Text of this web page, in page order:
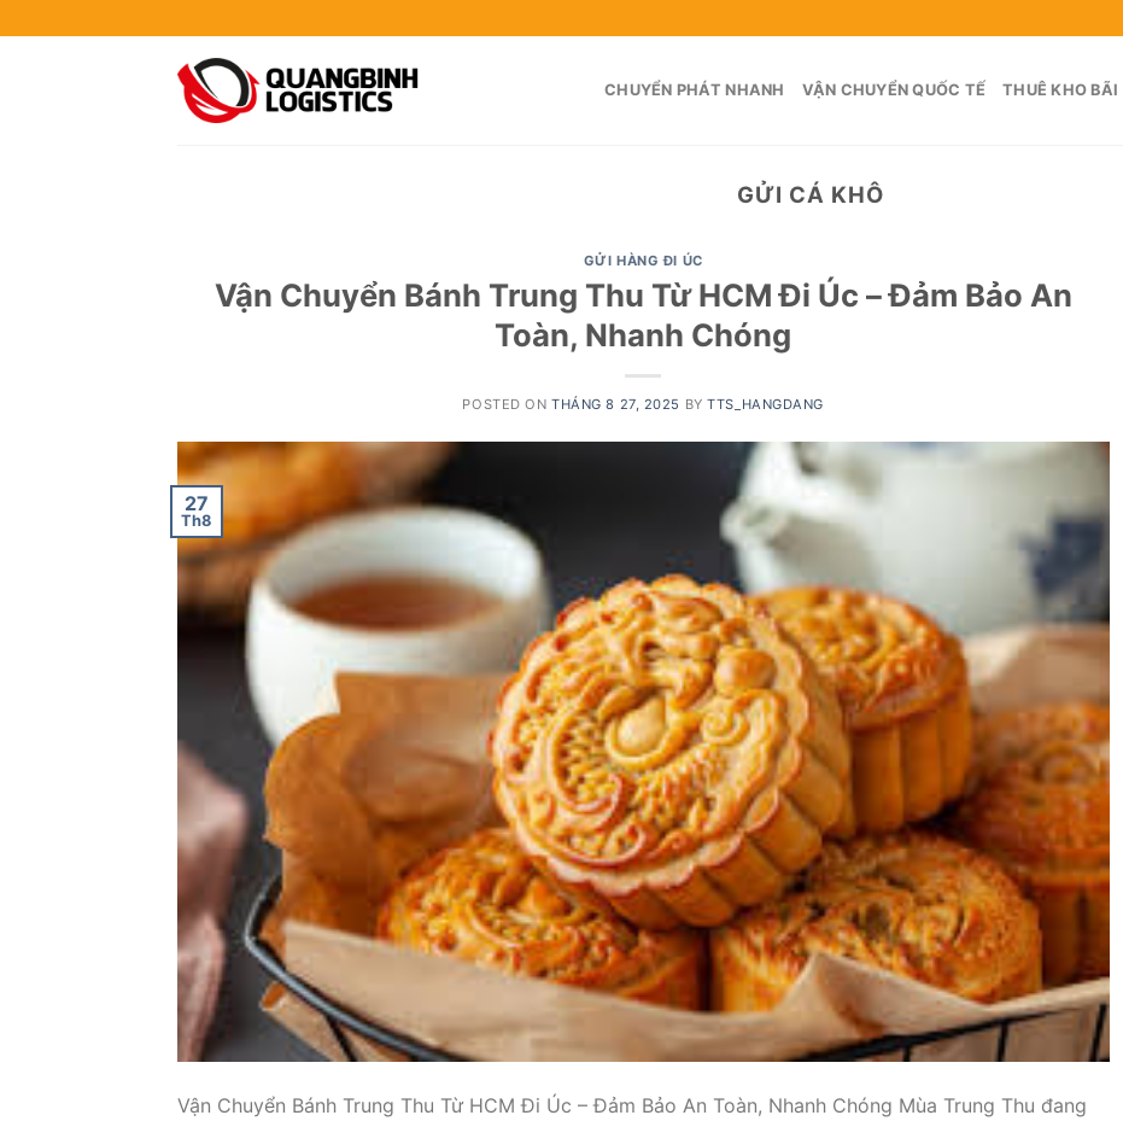
to
CHUYỂN PHÁT NHANH VẬN CHUYỂN QUỐC TẾ THUÊ KHO BÃI
GỬI CÁ KHÔ
GỬI HÀNG ĐI ÚC
Vận Chuyển Bánh Trung Thu Từ HCM Đi Úc – Đảm Bảo An
Toàn, Nhanh Chóng
POSTED ONTHÁNG 8 27, 2025 BYTTS_HANGDANG
27
Th8
Vận Chuyển Bánh Trung Thu Từ HCM Đi Úc – Đảm Bảo An Toàn, Nhanh Chóng Mùa Trung Thu đang